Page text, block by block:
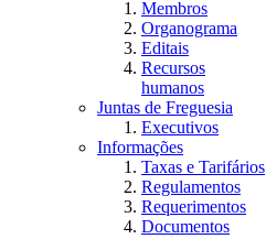
Membros
Organograma
Editais
Recursos
humanos
Juntas de Freguesia
Executivos
Informações
Taxas e Tarifários
Regulamentos
Requerimentos
Documentos